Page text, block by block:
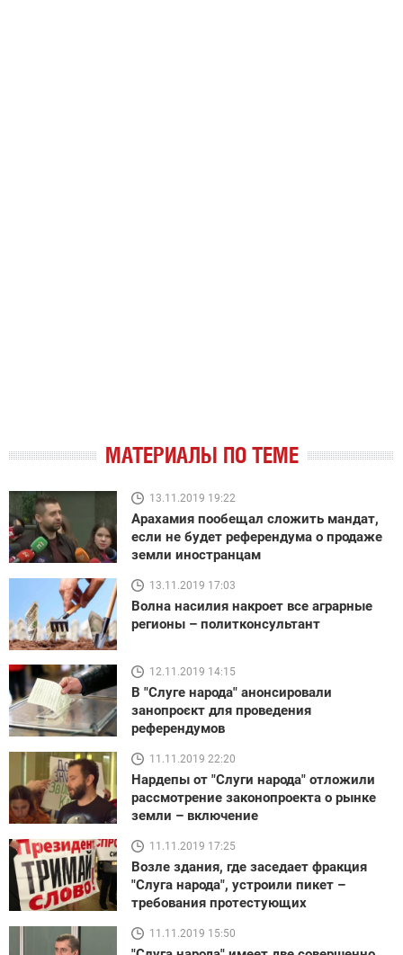
МАТЕРИАЛЫ ПО ТЕМЕ
13.11.2019 19:22
Арахамия пообещал сложить мандат,
если не будет референдума о продаже
земли иностранцам
13.11.2019 17:03
Волна насилия накроет все аграрные
регионы – политконсультант
12.11.2019 14:15
В "Слуге народа" анонсировали
занопроєкт для проведения
референдумов
11.11.2019 22:20
Нардепы от "Слуги народа" отложили
рассмотрение законопроекта о рынке
земли – включение
11.11.2019 17:25
Возле здания, где заседает фракция
"Слуга народа", устроили пикет –
требования протестующих
11.11.2019 15:50